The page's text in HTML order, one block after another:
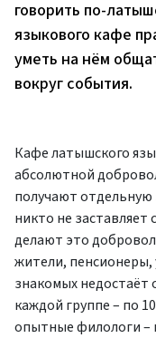
говорить по-
языкового кафе
уметь на нём
вокруг события.
Кафе латышского
абсолютной
получают отдельную
никто не
делают это
жители, пенсионеры,
знакомых
каждой группе – по
опытные филологи –